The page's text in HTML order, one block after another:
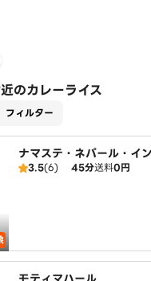
のカレーライス
フィルター
ナマステ・ネパール・イ
ラン
3.5(6) 45分送料0円